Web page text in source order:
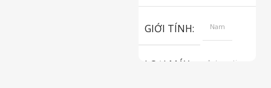
GIỚI TÍNH Nam
LOẠI MÁY
Automatic